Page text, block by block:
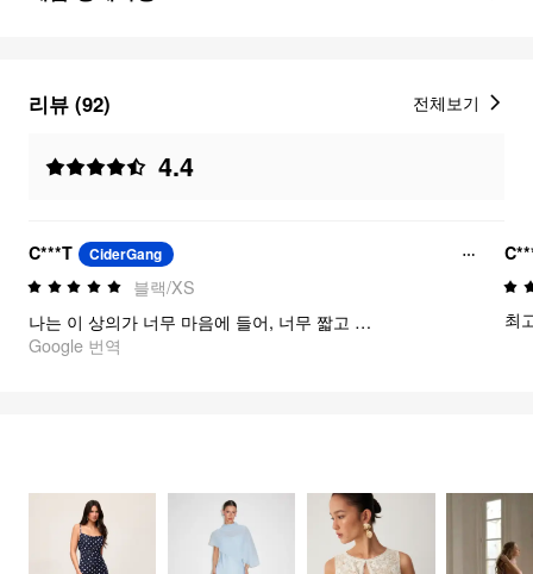
리뷰 (92)
4.4
전체보기
C***T CiderGang
블랙/XS
나는 이 상의가 너무 마음에 들어, 너무 짧고 신축성이 좋아서 쉽게 입을 수 있어. 어떤 하의와도 잘 어울릴 수 있도록, 이번 시즌에 유행하는 벌룬 스커트와 여기서 산 하트 목걸이에도 이 상의를 매치했어.
Google 번역
최